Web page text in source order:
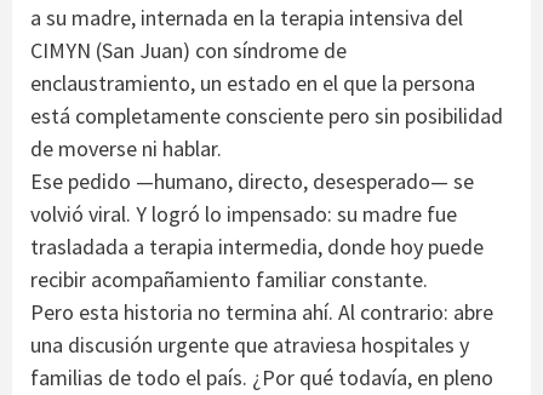
a su madre, internada en la terapia intensiva del
CIMYN (San Juan) con síndrome de
enclaustramiento, un estado en el que la persona
está completamente consciente pero sin posibilidad
de moverse ni hablar.
Ese pedido —humano, directo, desesperado— se
volvió viral. Y logró lo impensado: su madre fue
trasladada a terapia intermedia, donde hoy puede
recibir acompañamiento familiar constante.
Pero esta historia no termina ahí. Al contrario: abre
una discusión urgente que atraviesa hospitales y
familias de todo el país. ¿Por qué todavía, en pleno